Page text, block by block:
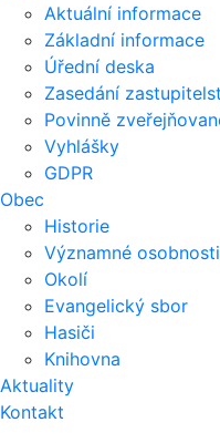
Aktuální informace
Základní informace
Úřední deska
Zasedání
Povinně
Vyhlášky
GDPR
Obec
Historie
Významné osobnosti
Okolí
Evangelický sbor
Hasiči
Knihovna
Aktuality
Kontakt